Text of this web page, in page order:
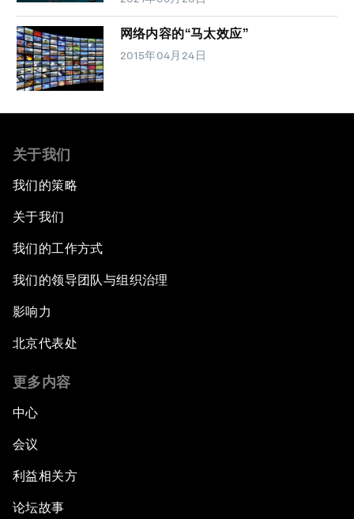
网络内容的“马太效应”
2015年04月24日
关于我们
我们的策略
关于我们
我们的工作方式
我们的领导团队与组织治理
影响力
北京代表处
更多内容
中心
会议
利益相关方
论坛故事